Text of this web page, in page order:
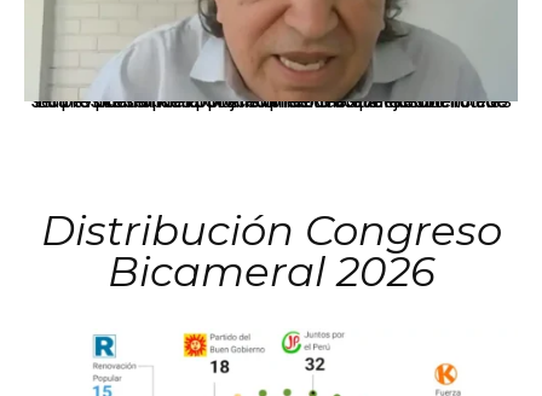
La presidenta Keiko Fujimori informó que la solicitud de indulto presentada por el expresidente Alejandro Toledo será evaluada por la Comisión de Gracias Presidenciales conforme al procedimiento establecido.
Distribución Congreso
Bicameral 2026